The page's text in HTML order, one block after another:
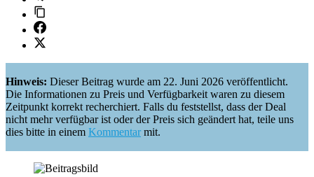
Hinweis: Dieser Beitrag wurde am 22. Juni 2026 veröffentlicht.
Die Informationen zu Preis und Verfügbarkeit waren zu diesem
Zeitpunkt korrekt recherchiert. Falls du feststellst, dass der Deal
nicht mehr verfügbar ist oder der Preis sich geändert hat, teile uns
dies bitte in einem Kommentarmit.